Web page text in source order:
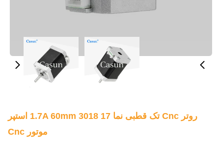
روتر Cnc تک قطبی نما 17 1.7A 60mm 3018 استپر
موتور Cnc